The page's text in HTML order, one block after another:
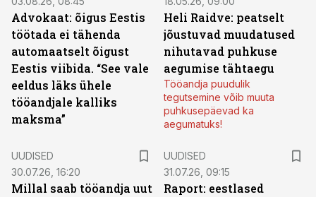
Advokaat: õigus Eestis
töötada ei tähenda
automaatselt õigust
Eestis viibida. “See vale
eeldus läks ühele
tööandjale kalliks
maksma”
Heli Raidve: peatselt
jõustuvad muudatused
nihutavad puhkuse
aegumise tähtaegu
Tööandja puudulik
tegutsemine võib muuta
puhkusepäevad ka
aegumatuks!
UUDISED
30.07.26, 16:20
Millal saab tööandja uut
UUDISED
31.07.26, 09:15
Raport: eestlased